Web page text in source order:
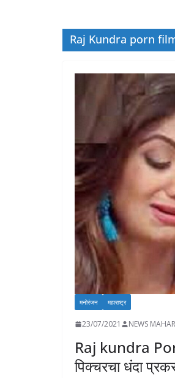
Raj Kundra porn
मनोरंजन महाराष्ट्र
23/07/2021 NEWS
Raj kundra
पिक्चरचा धंदा